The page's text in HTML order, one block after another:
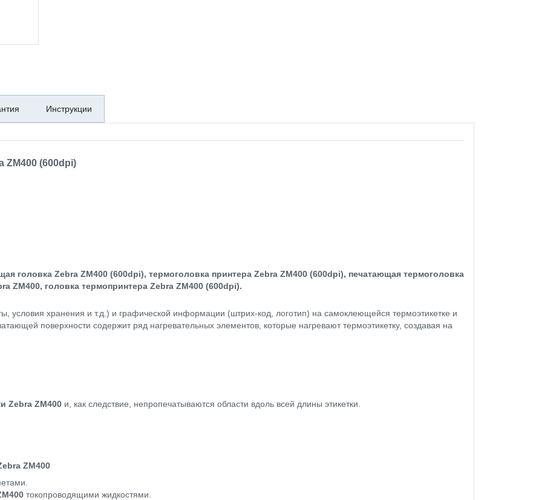
Инструкции
ZM400 (600dpi)
головка Zebra ZM400 (600dpi), термоголовка принтера Zebra ZM400 (600dpi), печатающая термоголовка
ZM400, головка термопринтера Zebra ZM400 (600dpi).
условия хранения и т.д.) и графической информации (штрих-код, логотип) на самоклеющейся термоэтикетке и
поверхности содержит ряд нагревательных элементов, которые нагревают термоэтикетку, создавая на
Zebra ZM400 и, как следствие, непропечатываются области вдоль всей длины этикетки.
ZM400
токопроводящими жидкостями.